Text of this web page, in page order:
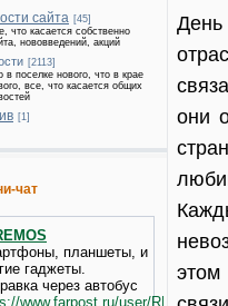
сайта [45]
что касается собственно
нововведений, акций
[2113]
в поселке нового, что в крае
все, что касается общих
[1]
чат
они
этом